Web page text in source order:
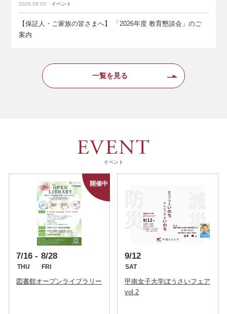
2026.08.03 イベント
【保証人・ご家族の皆さまへ】 「2026年度 教育懇談会」のご
案内
一覧を見る
イベント
7/16
THU
8/28
FRI
図書館オープンライブラリー
9/12
SAT
甲南女子大学ぼうさいフェア
vol.2